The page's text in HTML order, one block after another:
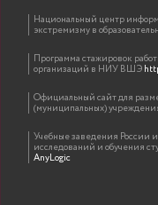
Национальный центр
экстремизму в
Программа стажировок
организаций в НИУ ВШЭ
Официальный сайт для
(муниципальных)
Учебные заведения России
исследований и обучения
AnyLogic